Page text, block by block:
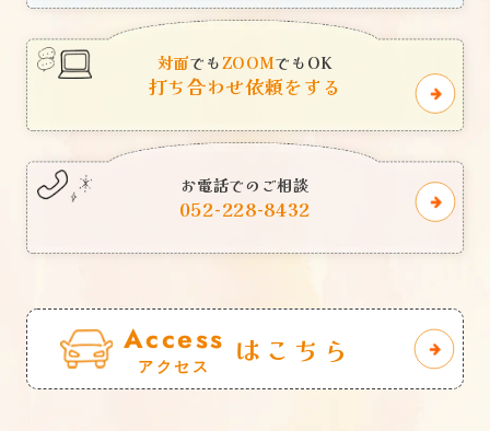
対面でも ZOOMでもOK
打ち合わせ依頼をする
お電話でのご相談
052-228-8432
Access
アクセス はこちら